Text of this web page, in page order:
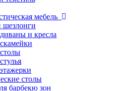
мебель
и кресла
столы
барбекю зон